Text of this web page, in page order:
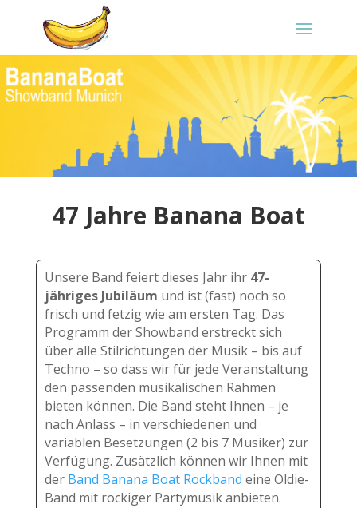
47 Jahre Banana Boat
Unsere Band feiert dieses Jahr ihr 47-
jähriges Jubiläum und ist (fast) noch so
frisch und fetzig wie am ersten Tag. Das
Programm der Showband erstreckt sich
über alle Stilrichtungen der Musik – bis auf
Techno – so dass wir für jede Veranstaltung
den passenden musikalischen Rahmen
bieten können. Die Band steht Ihnen – je
nach Anlass – in verschiedenen und
variablen Besetzungen (2 bis 7 Musiker) zur
Verfügung. Zusätzlich können wir Ihnen mit
der Band Banana Boat Rockband eine Oldie-
Band mit rockiger Partymusik anbieten.